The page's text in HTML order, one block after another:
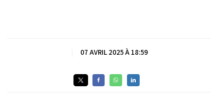
07 AVRIL 2025 À 18:59